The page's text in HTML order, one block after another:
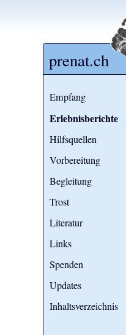
prenat.ch
Empfang
Erlebnisberichte
Hilfsquellen
Vorbereitung
Begleitung
Trost
Literatur
Links
Spenden
Updates
Inhaltsverzeichnis